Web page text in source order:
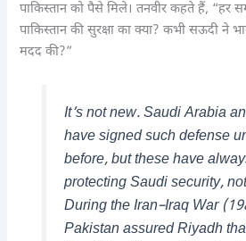
पाकिस्तान को पैसे मिले। तनवीर कहते हैं, “हर
पाकिस्तान की सुरक्षा का क्या? कभी सऊदी ने
मदद की?”
It’s not new. Saudi Arabia
have signed such defense
before, but these have
protecting Saudi security,
During the Iran–Iraq War
Pakistan assured Riyadh